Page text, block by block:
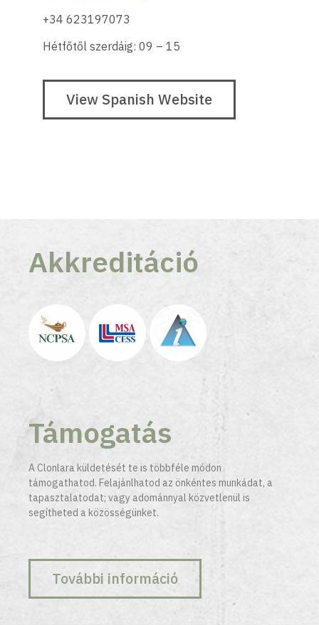
+34 623197073
Hétfőtől szerdáig: 09 – 15
View Spanish Website
Akkreditáció
Támogatás
A Clonlara küldetését te is többféle módon
támogathatod. Felajánlhatod az önkéntes munkádat, a
tapasztalatodat; vagy adománnyal közvetlenül is
segítheted a közösségünket.
További információ